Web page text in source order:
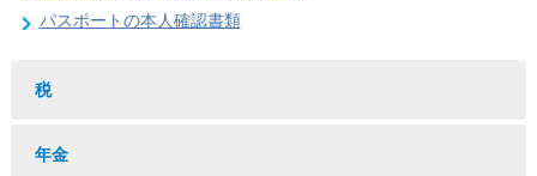
パスポートの本人確認書類
税
年金